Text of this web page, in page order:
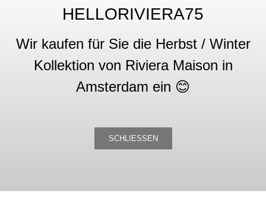
HELLORIVIERA75
Wir kaufen für Sie die Herbst / Winter
Kollektion von Riviera Maison in
Amsterdam ein 😊
SCHLIESSEN